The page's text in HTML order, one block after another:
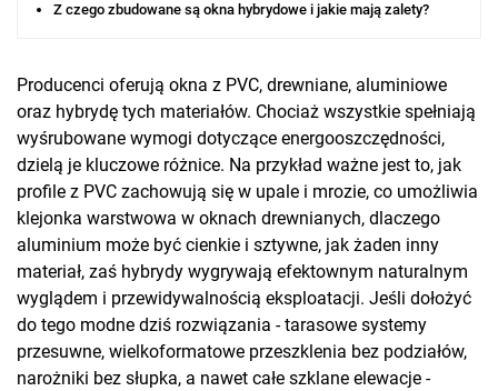
Z czego zbudowane są okna hybrydowe i jakie mają zalety?
Producenci oferują okna z PVC, drewniane, aluminiowe
oraz hybrydę tych materiałów. Chociaż wszystkie spełniają
wyśrubowane wymogi dotyczące energooszczędności,
dzielą je kluczowe różnice. Na przykład ważne jest to, jak
profile z PVC zachowują się w upale i mrozie, co umożliwia
klejonka warstwowa w oknach drewnianych, dlaczego
aluminium może być cienkie i sztywne, jak żaden inny
materiał, zaś hybrydy wygrywają efektownym naturalnym
wyglądem i przewidywalnością eksploatacji. Jeśli dołożyć
do tego modne dziś rozwiązania - tarasowe systemy
przesuwne, wielkoformatowe przeszklenia bez podziałów,
narożniki bez słupka, a nawet całe szklane elewacje -